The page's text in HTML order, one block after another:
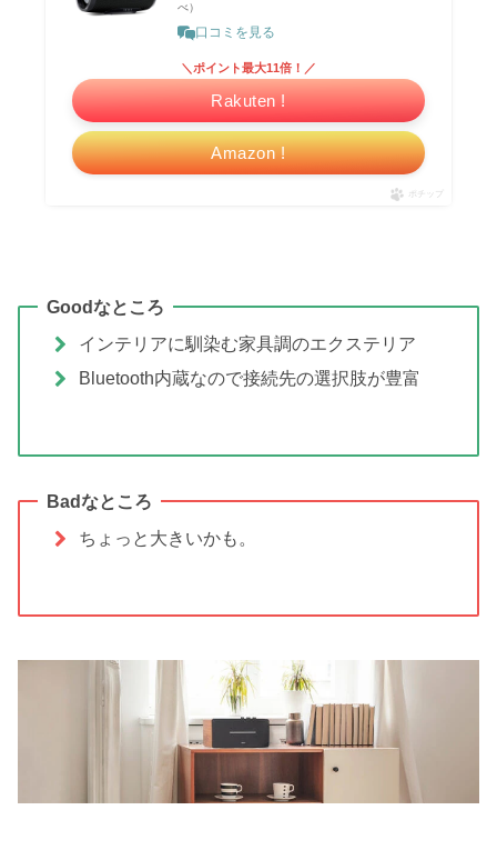
べ）
口コミを見る
Amazon !
＼ポイント最大11倍！／
Rakuten !
ポチップ
Goodなところ
インテリアに馴染む家具調のエクステリア
Bluetooth内蔵なので接続先の選択肢が豊富
Badなところ
ちょっと大きいかも。